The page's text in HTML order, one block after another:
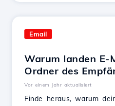
Email
Warum landen E-
Ordner des
Vor einem Jahr aktualisiert
Finde heraus, warum